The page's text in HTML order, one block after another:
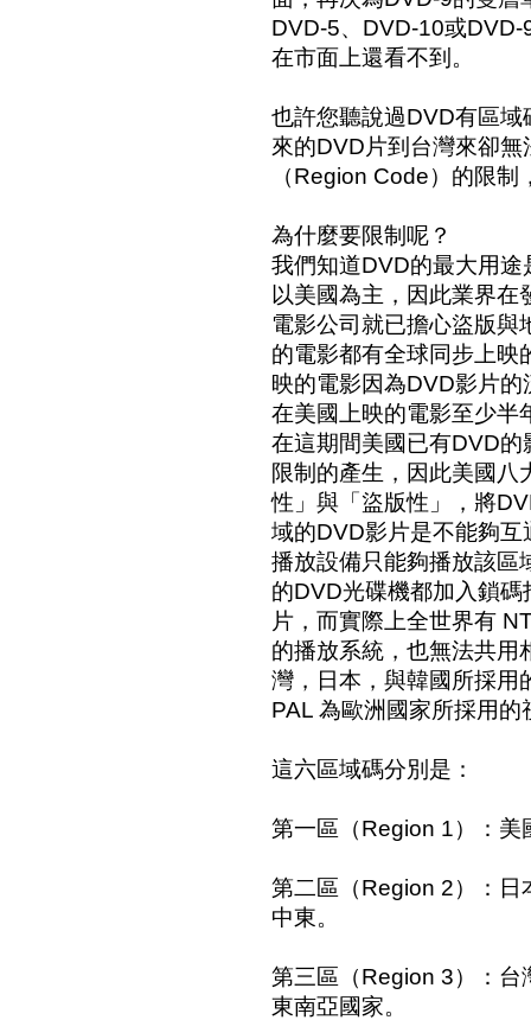
DVD-5、DVD-10或
在市面上還看不到。
也許您聽說過DVD有區
來的DVD片到台灣來卻
（Region Code）的限制
為什麼要限制呢？
我們知道DVD的最大用
以美國為主，因此業界
電影公司就已擔心盜版與
的電影都有全球同步上映
映的電影因為DVD影片
在美國上映的電影至少半
在這期間美國已有DVD
限制的產生，因此美國八
性」與「盜版性」，將
域的DVD影片是不能夠
播放設備只能夠播放該區
的DVD光碟機都加入鎖
片，而實際上全世界有
的播放系統，也無法共用
灣，日本，與韓國所採用
PAL 為歐洲國家所採用
這六區域碼分別是：
第一區（Region 1）：美
第二區（Region 2）：日
中東。
第三區（Region 3）：台
東南亞國家。